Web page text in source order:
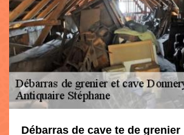
Débarras de cave te de